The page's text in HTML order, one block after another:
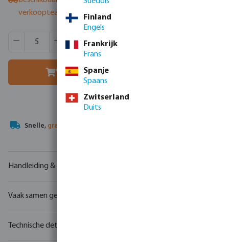
verkoopteam
Producthoeveelheid: Voer de gewenste hoeveelheid in of
MSQ:
Voeg toe aan winkelmandje
Uw
Handleiding & tekeningen
Vaak samen gekocht
Technische details
Finland
Engels
Frankrijk
Frans
Spanje
Spaans
Zwitserland
Duits